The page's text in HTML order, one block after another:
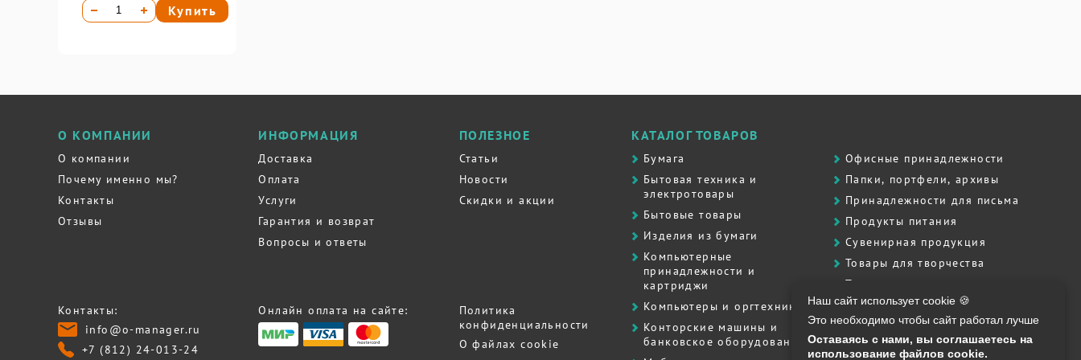
Купить
О КОМПАНИИ
О компании
Почему именно мы?
Контакты
Отзывы
ИНФОРМАЦИЯ
Доставка
Оплата
Услуги
Гарантия и возврат
Вопросы и ответы
ПОЛЕЗНОЕ
Статьи
Новости
Скидки и акции
Контакты:
info@o-manager.ru
+7 (812) 24-013-24
Онлайн оплата на сайте:
Политика
конфиденциальности
О файлах cookie
КАТАЛОГ ТОВАРОВ
Бумага
Бытовая техника и
электротовары
Бытовые товары
Изделия из бумаги
Компьютерные
принадлежности и
картриджи
Компьютеры и оргтехника
Контоpские машины и
банковское оборудование
Офисные принадлежности
Папки, портфели, архивы
Принадлежности для письма
Продукты питания
Сувенирная продукция
Товары для творчества
Товары для школы
Хозяйственные товары
Штемпельная продукция
Полиграфия, печати, штампы
Наш сайт использует cookie 🍪
Это необходимо чтобы сайт работал лучше
Оставаясь с нами, вы соглашаетесь на
использование файлов cookie.